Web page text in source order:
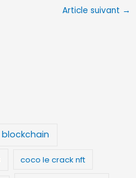
Article suivant →
blockchain
coco le crack nft